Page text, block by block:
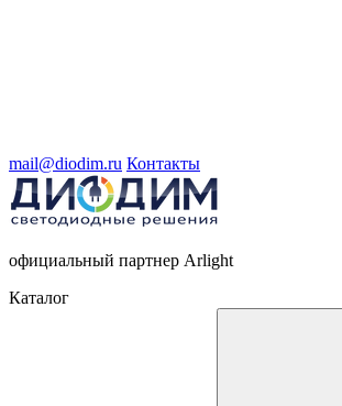
mail@diodim.ru Контакты
официальный партнер Arlight
Каталог